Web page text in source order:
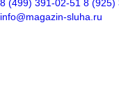
8 (499) 391-02-51 8 (925)
info@magazin-sluha.ru